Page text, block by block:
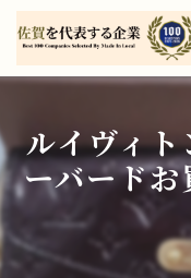
ルイヴィ
ーバード